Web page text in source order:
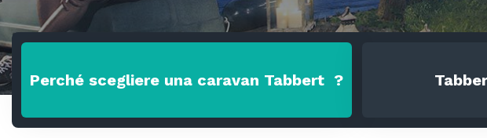
Perché scegliere una caravan Tabbert ?